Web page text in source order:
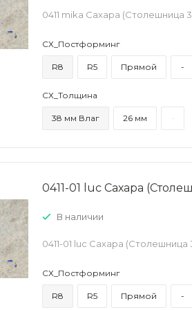
0411 mika Сахара (Столешница
СХ_Постформинг
R8 R5 Прямой -
СХ_Толщина
38 мм Влаг 26 мм
0411-01 luc Сахара
В наличии
0411-01 luc Сахара
СХ_Постформинг
R8 R5 Прямой -